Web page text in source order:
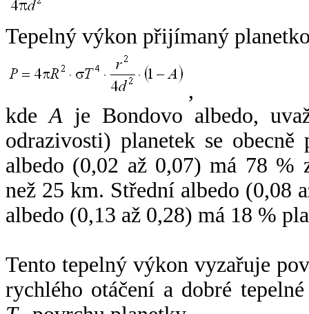
Tepelný výkon přijímaný
,
kdeA je Bondovo albedo,
odrazivosti) planetek se
albedo (0,02 až 0,07) má 78 %
než 25 km. Střední albedo (0,08
albedo (0,13 až 0,28) má 18 %
Tento tepelný výkon vyzařuje
rychlého otáčení a dobré